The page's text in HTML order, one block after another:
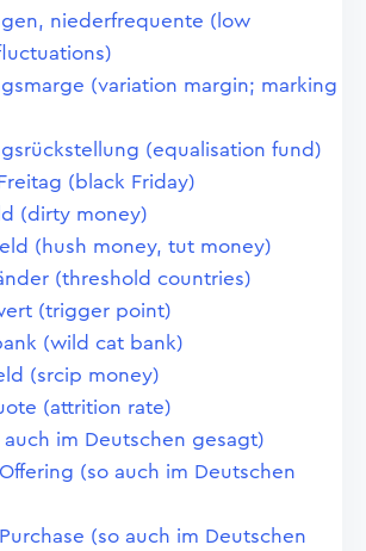
niederfrequente (low
(variation margin; marking
(equalisation fund)
(black Friday)
(dirty money)
(hush money, tut money)
(threshold countries)
(trigger point)
(wild cat bank)
(srcip money)
(attrition rate)
auch im Deutschen gesagt)
(so auch im Deutschen
(so auch im Deutschen